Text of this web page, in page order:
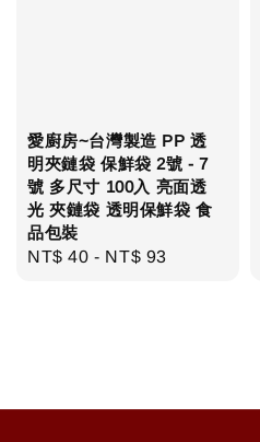
愛廚房~台灣製造 PP 透
明夾鏈袋 保鮮袋 2號 - 7
號 多尺寸 100入 亮面透
光 夾鏈袋 透明保鮮袋 食
品包裝
Regular
NT$ 40 - NT$ 93